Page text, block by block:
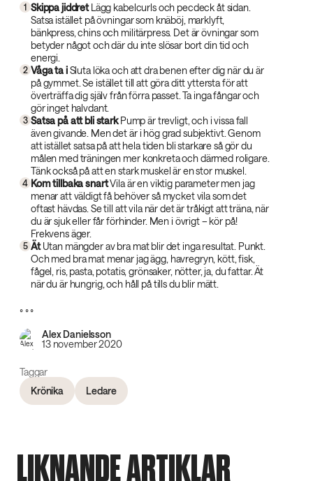
1 Skippa jiddret‌Lägg kabelcurls och pecdeck åt sidan.
Satsa istället på övningar som knäböj, marklyft,
bänkpress, chins och militärpress. Det är övningar som
betyder något och där du inte slösar bort din tid och
energi.
2 Våga ta i‌Sluta löka och att dra benen efter dig när du är
på gymmet. Se istället till att göra ditt yttersta för att
överträffa dig själv från förra passet. Ta inga fångar och
gör inget halvdant.
3 Satsa på att bli stark‌Pump är trevligt, och i vissa fall
även givande. Men det är i hög grad subjektivt. Genom
att istället satsa på att hela tiden bli starkare så gör du
målen med träningen mer konkreta och därmed roligare.
Tänk också på att en stark muskel är en stor muskel.
4 Kom tillbaka snart‌Vila är en viktig parameter men jag
menar att väldigt få behöver så mycket vila som det
oftast hävdas. Se till att vila när det är tråkigt att träna, när
du är sjuk eller får förhinder. Men i övrigt – kör på!
Frekvens äger.
5 Ät‌Utan mängder av bra mat blir det inga resultat. Punkt.
Och med bra mat menar jag ägg, havregryn, kött, fisk,
fågel, ris, pasta, potatis, grönsaker, nötter, ja, du fattar. Ät
när du är hungrig, och håll på tills du blir mätt.
° ° °
Alex Danielsson
13 november 2020
Taggar
Krönika
Ledare
LIKNANDE ARTIKLAR